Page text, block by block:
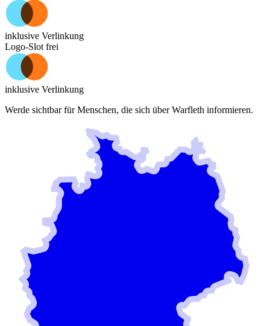
inklusive Verlinkung
Logo-Slot frei
inklusive Verlinkung
Werde sichtbar für Menschen, die sich überWarfleth informieren.